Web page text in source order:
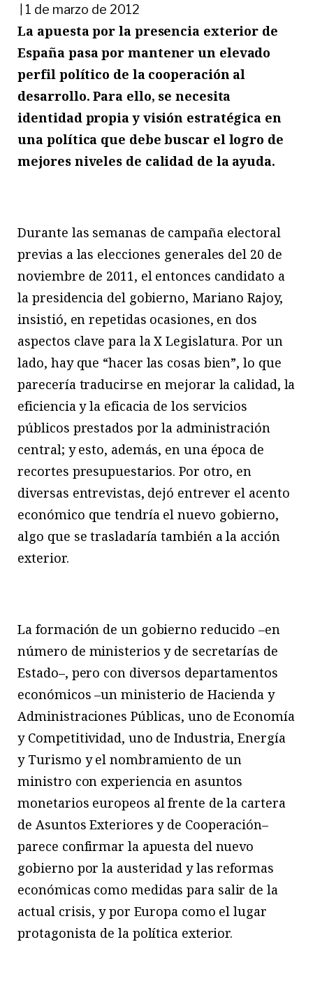
1 de marzo de 2012
La apuesta por la presencia exterior de
España pasa por mantener un elevado
perfil político de la cooperación al
desarrollo. Para ello, se necesita
identidad propia y visión estratégica en
una política que debe buscar el logro de
mejores niveles de calidad de la ayuda.
Durante las semanas de campaña electoral
previas a las elecciones generales del 20 de
noviembre de 2011, el entonces candidato a
la presidencia del gobierno, Mariano Rajoy,
insistió, en repetidas ocasiones, en dos
aspectos clave para la X Legislatura. Por un
lado, hay que “hacer las cosas bien”, lo que
parecería traducirse en mejorar la calidad, la
eficiencia y la eficacia de los servicios
públicos prestados por la administración
central; y esto, además, en una época de
recortes presupuestarios. Por otro, en
diversas entrevistas, dejó entrever el acento
económico que tendría el nuevo gobierno,
algo que se trasladaría también a la acción
exterior.
La formación de un gobierno reducido –en
número de ministerios y de secretarías de
Estado–, pero con diversos departamentos
económicos –un ministerio de Hacienda y
Administraciones Públicas, uno de Economía
y Competitividad, uno de Industria, Energía
y Turismo y el nombramiento de un
ministro con experiencia en asuntos
monetarios europeos al frente de la cartera
de Asuntos Exteriores y de Cooperación–
parece confirmar la apuesta del nuevo
gobierno por la austeridad y las reformas
económicas como medidas para salir de la
actual crisis, y por Europa como el lugar
protagonista de la política exterior.